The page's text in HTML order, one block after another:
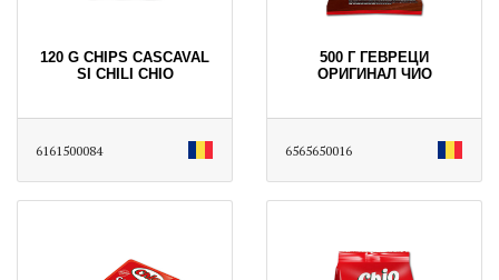
120 G CHIPS CASCAVAL
SI CHILI CHIO
6161500084
500 Г ГЕВРЕЦИ
ОРИГИНАЛ ЧИО
6565650016